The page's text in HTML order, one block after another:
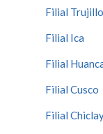
Filial Trujillo
Filial Ica
Filial
Filial Cusco
Filial